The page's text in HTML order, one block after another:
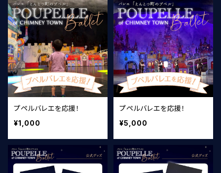
プペルバレエを応援！
¥1,000
プペルバレエを応援！
¥5,000